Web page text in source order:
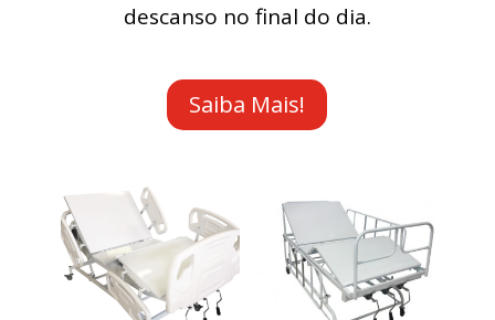
descanso no final do dia.
Saiba Mais!